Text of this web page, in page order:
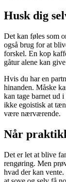
Husk dig
Det kan føles som
også brug for at
forskel. En kop
gåtur alene kan
Hvis du har en
hinanden. Måske
kan tage barnet ud
ikke egoistisk at
være nærværende.
Når
Det er let at blive
rengøring. Men
hvad der kan